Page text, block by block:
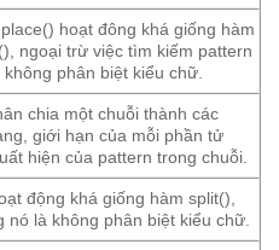
hoạt đông khá giống hàm
ngoại trừ việc tìm kiếm pattern
phân biệt kiểu chữ.
chia một chuỗi thành các
giới hạn của mỗi phần tử
hiện của pattern trong chuỗi.
động khá giống hàm split(),
nó là không phân biệt kiểu chữ.